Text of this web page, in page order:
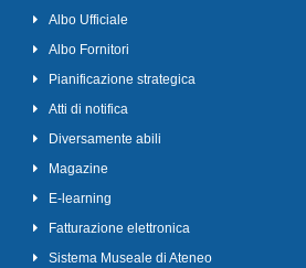
Albo Ufficiale
Albo Fornitori
Pianificazione strategica
Atti di notifica
Diversamente abili
Magazine
E-learning
Fatturazione elettronica
Sistema Museale di Ateneo